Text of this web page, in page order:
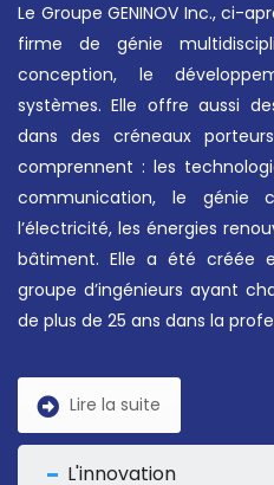
Le Groupe GENINOV Inc., ci-
firme de génie
conception, le
systèmes. Elle offre aussi
dans des créneaux
comprennent : les
communication, le génie
l’électricité, les énergies
bâtiment. Elle a été créée
groupe d’ingénieurs ayant
de plus de 25 ans dans la
Lire la suite
L'innovation